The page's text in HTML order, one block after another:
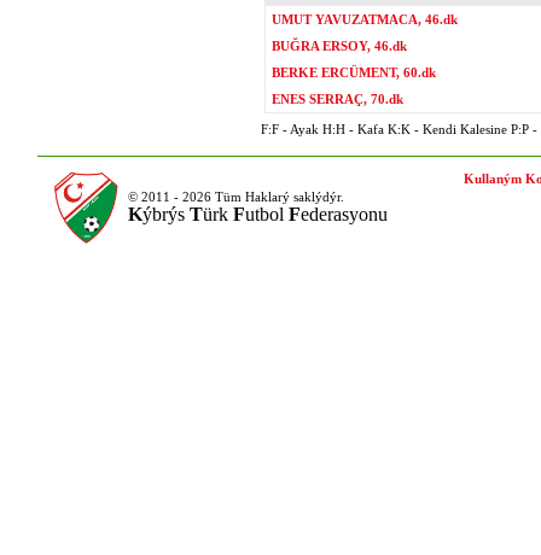
UMUT YAVUZATMACA, 46.dk
BUĞRA ERSOY, 46.dk
BERKE ERCÜMENT, 60.dk
ENES SERRAÇ, 70.dk
F:F - Ayak H:H - Kafa K:K - Kendi Kalesine P:P -
© 2011 - 2026 Tüm Haklarý saklýdýr.
Kýbrýs Türk Futbol Federasyonu
Kullaným